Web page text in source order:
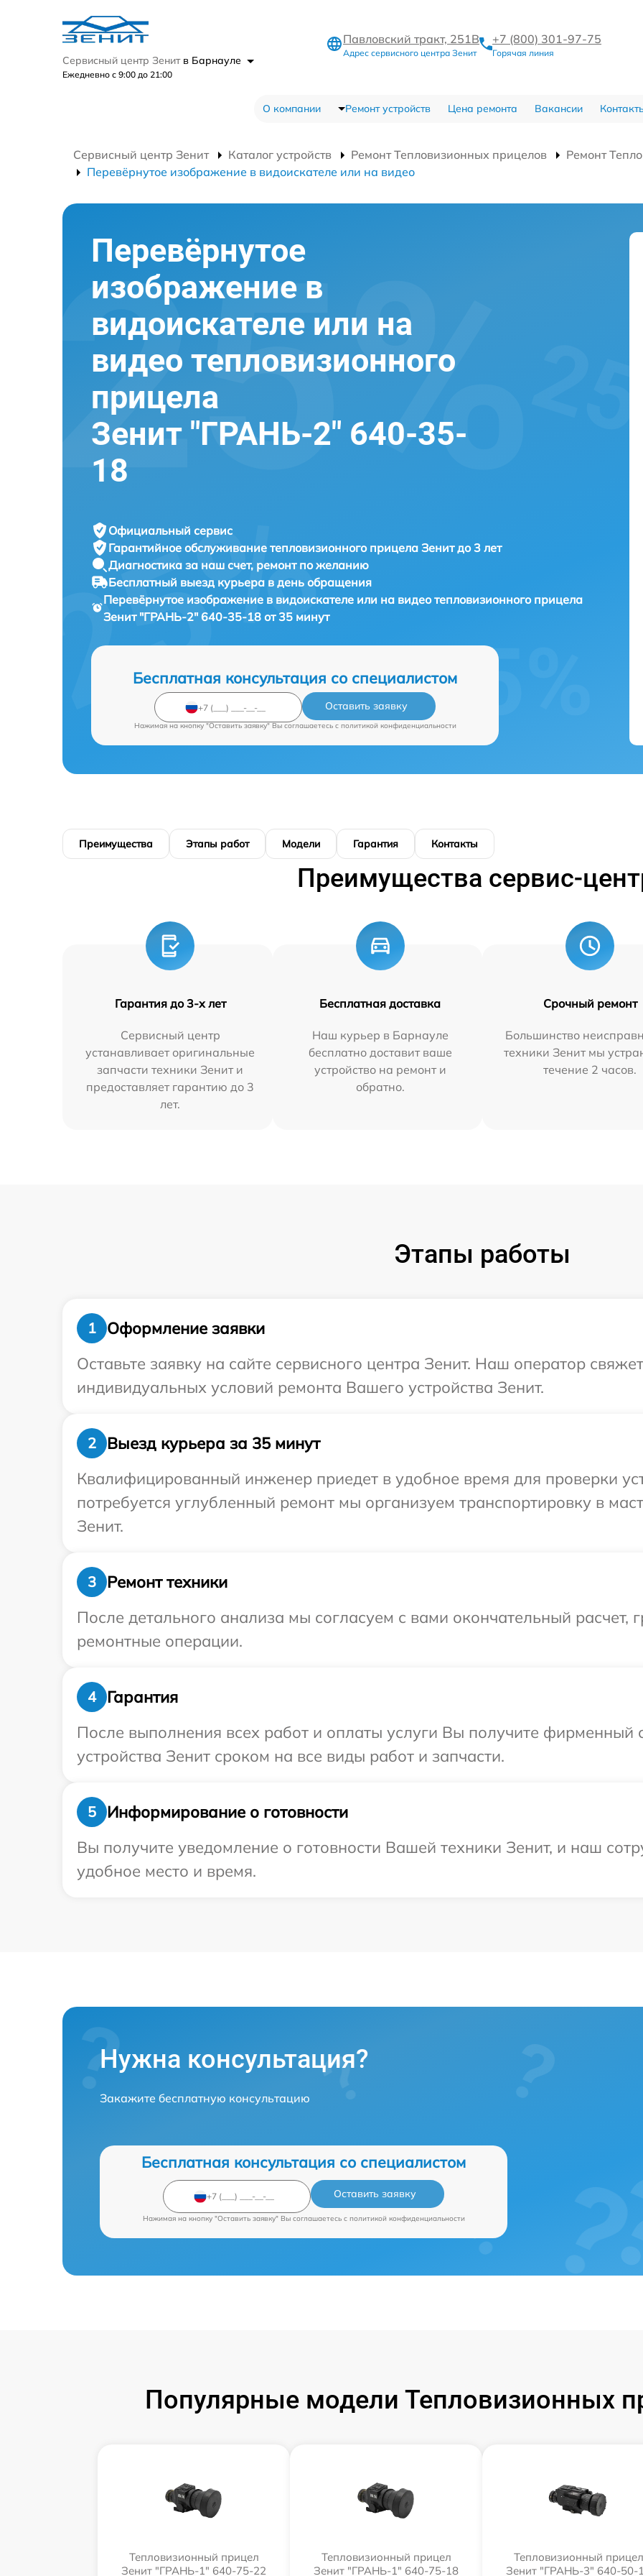
Сервисный центр Зенит в Барнауле
Ежедневно с 9:00 до 21:00
Павловский тракт, 251В
Адрес сервисного центра Зенит
+7 (800) 301-97-75
Горячая линия
О компании Ремонт устройств Цена ремонта Вакансии
Сервисный центр Зенит Каталог устройств Ремонт Тепловизионных прицелов
Ремонт
Перевёрнутое изображение в видоискателе или на видео
Перевёрнутое
изображение в
видоискателе или на
видео тепловизионного
прицела
Зенит "ГРАНЬ-2" 640-35-
18
Официальный сервис
Гарантийное обслуживание тепловизионного прицела Зенит до 3 лет
Диагностика за наш счет, ремонт по желанию
Бесплатный выезд курьера в день обращения
Перевёрнутое изображение в видоискателе или на видео тепловизионного прицела
Зенит "ГРАНЬ-2" 640-35-18 от 35 минут
Бесплатная консультация со специалистом
Оставить заявку
Нажимая на кнопку "Оставить заявку" Вы соглашаетесь c политикой конфиденциальности
Преимущества Этапы работ Модели Гарантия Контакты
Преимущества сервис-
Гарантия до 3-х лет
Сервисный центр
устанавливает оригинальные
запчасти техники Зенит и
предоставляет гарантию до 3
лет.
Бесплатная доставка
Наш курьер в Барнауле
бесплатно доставит ваше
устройство на ремонт и
обратно.
Срочный ремонт
Большинство
техники Зенит мы
течение 2 часов.
Этапы работы
1
Оформление заявки
Оставьте заявку на сайте сервисного центра Зенит. Наш оператор
индивидуальных условий ремонта Вашего устройства Зенит.
2
Выезд курьера за 35 минут
Квалифицированный инженер приедет в удобное время для проверки
потребуется углубленный ремонт мы организуем транспортировку в
Зенит.
3
Ремонт техники
После детального анализа мы согласуем с вами окончательный расчет,
ремонтные операции.
4
Гарантия
После выполнения всех работ и оплаты услуги Вы получите фирменный
устройства Зенит сроком на все виды работ и запчасти.
5
Информирование о готовности
Вы получите уведомление о готовности Вашей техники Зенит, и наш
удобное место и время.
Нужна консультация?
Закажите бесплатную консультацию
Бесплатная консультация со специалистом
Оставить заявку
Нажимая на кнопку "Оставить заявку" Вы соглашаетесь c политикой конфиденциальности
Популярные модели Тепловизионных
Тепловизионный прицел
Зенит "ГРАНЬ-1" 640-75-22
Тепловизионный прицел
Зенит "ГРАНЬ-1" 640-75-18
Тепловизионный прицел
Зенит "ГРАНЬ-3" 640-50-